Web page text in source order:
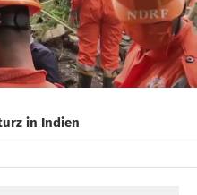
in Indien